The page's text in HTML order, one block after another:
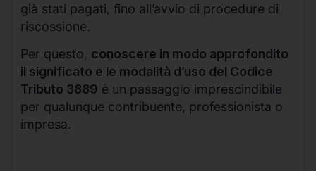
già stati pagati, fino all’avvio di procedure di
riscossione.
Per questo, conoscere in modo approfondito
il significato e le modalità d’uso del Codice
Tributo 3889 è un passaggio imprescindibile
per qualunque contribuente, professionista o
impresa.